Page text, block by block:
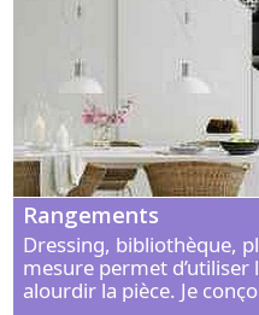
Rangements
Dressing, bibliothèque,
mesure permet d’utiliser
alourdir la pièce. Je